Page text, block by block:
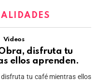
Videos
disfruta tu
ellos aprenden.
tu café mientras ellos